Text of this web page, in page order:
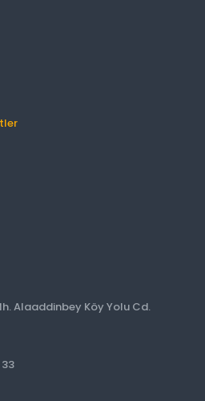
Alaaddinbey Köy Yolu Cd.